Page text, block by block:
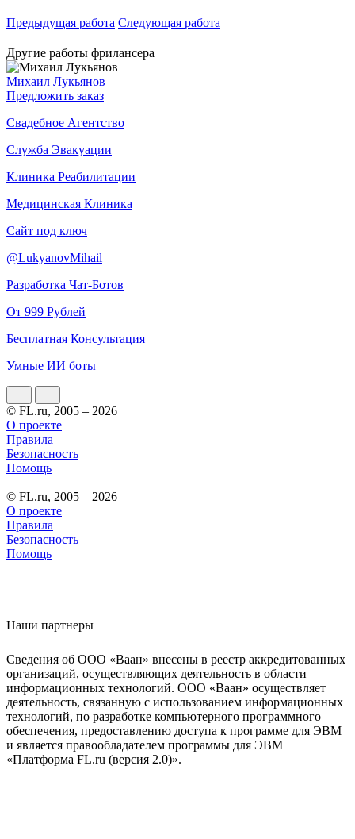
Предыдущая работа Следующая работа
Другие работы фрилансера
Михаил Лукьянов
Предложить заказ
Свадебное Агентство
Служба Эвакуации
Клиника Реабилитации
Медицинская Клиника
Сайт под ключ
@LukyanovMihail
Разработка Чат-Ботов
От 999 Рублей
Бесплатная Консультация
Умные ИИ боты
© FL.ru, 2005 – 2026
О проекте
Правила
Безопасность
Помощь
© FL.ru, 2005 – 2026
О проекте
Правила
Безопасность
Помощь
Наши партнеры
Сведения об ООО «Ваан» внесены в реестр аккредитованных
организаций, осуществляющих деятельность в области
информационных технологий. ООО «Ваан» осуществляет
деятельность, связанную с использованием информационных
технологий, по разработке компьютерного программного
обеспечения, предоставлению доступа к программе для ЭВМ
и является правообладателем программы для ЭВМ
«Платформа FL.ru (версия 2.0)».